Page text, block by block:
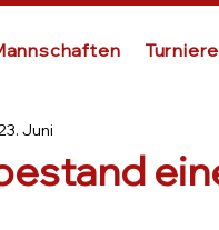
Turniere
Juni